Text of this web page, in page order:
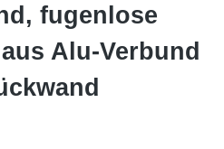
fugenlose
Alu-Verbund